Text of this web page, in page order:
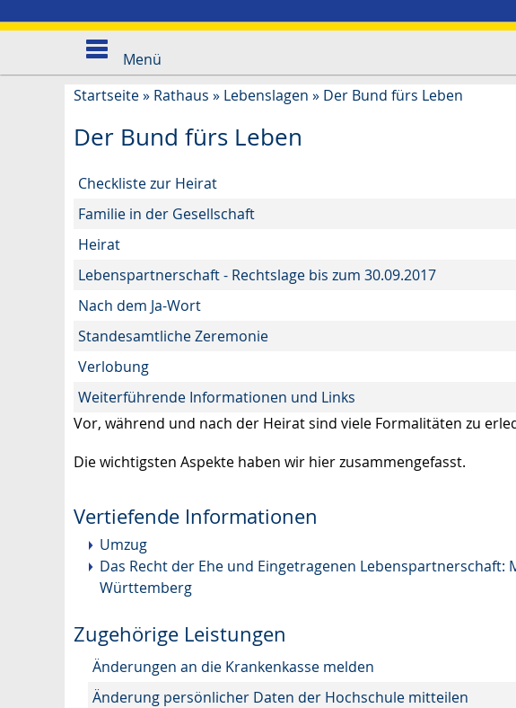
Menü
Startseite» Rathaus » Lebenslagen » Der Bund fürs Leben
Der Bund fürs Leben
Checkliste zur Heirat
Familie in der Gesellschaft
Heirat
Lebenspartnerschaft - Rechtslage bis zum 30.09.2017
Nach dem Ja-Wort
Standesamtliche Zeremonie
Verlobung
Weiterführende Informationen und Links
Vor, während und nach der Heirat sind viele Formalitäten zu
Die wichtigsten Aspekte haben wir hier zusammengefasst.
Vertiefende Informationen
Umzug
Das Recht der Ehe und Eingetragenen
Württemberg
Zugehörige Leistungen
Änderungen an die Krankenkasse melden
Änderung persönlicher Daten der Hochschule mitteilen